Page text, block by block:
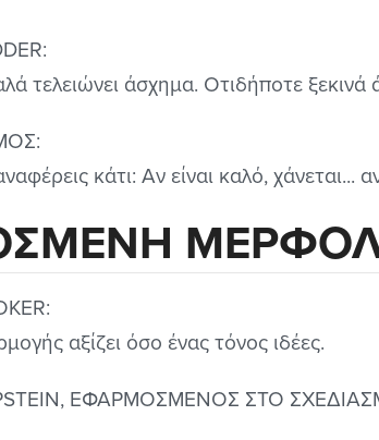
τελειώνει άσχημα. Οτιδήποτε ξεκινά
κάτι: Αν είναι καλό, χάνεται...
αξίζει όσο ένας τόνος ιδέες.
ΕΦΑΡΜΟΣΜΕΝΟΣ ΣΤΟ